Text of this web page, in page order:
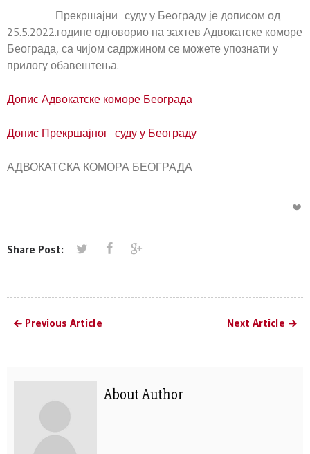
Прекршајни суду у Београду је дописом од
25.5.2022.године одговорио на захтев Адвокатске коморе
Београда, са чијом садржином се можете упознати у
прилогу обавештења.
Допис Адвокатске коморе Београда
Допис Прекршајног суду у Београду
АДВОКАТСКА КОМОРА БЕОГРАДА
Share Post:
Previous Article Next Article
About Author